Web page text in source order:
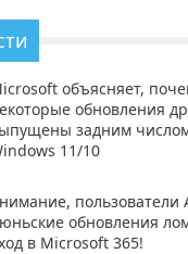
объясняет,
обновления
задним
11/10
пользователи
обновления
в Microsoft 365!